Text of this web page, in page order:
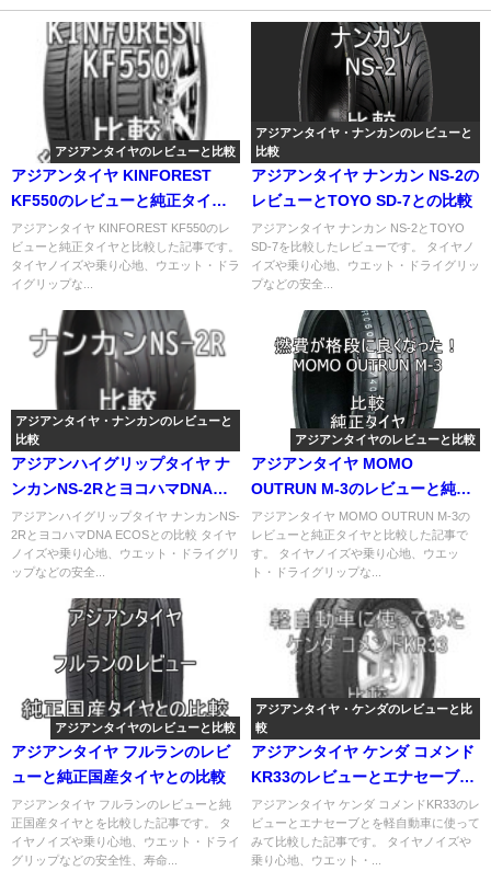
アジアンタイヤのレビューと比較
アジアンタイヤ KINFOREST
KF550のレビューと純正タイヤ
との比較
アジアンタイヤ KINFOREST KF550のレ
ビューと純正タイヤと比較した記事です。
タイヤノイズや乗り心地、ウエット・ドラ
イグリップな...
アジアンタイヤ・ナンカンのレビューと
比較
アジアンタイヤ ナンカン NS-2の
レビューとTOYO SD-7との比較
アジアンタイヤ ナンカン NS-2とTOYO
SD-7を比較したレビューです。 タイヤノ
イズや乗り心地、ウエット・ドライグリッ
プなどの安全...
アジアンタイヤ・ナンカンのレビューと
比較
アジアンハイグリップタイヤ ナ
ンカンNS-2RとヨコハマDNA
ECOSとの比較
アジアンハイグリップタイヤ ナンカンNS-
2RとヨコハマDNA ECOSとの比較 タイヤ
ノイズや乗り心地、ウエット・ドライグリ
ップなどの安全...
アジアンタイヤのレビューと比較
アジアンタイヤ MOMO
OUTRUN M-3のレビューと純正
タイヤとの比較
アジアンタイヤ MOMO OUTRUN M-3の
レビューと純正タイヤと比較した記事で
す。 タイヤノイズや乗り心地、ウエッ
ト・ドライグリップな...
アジアンタイヤのレビューと比較
アジアンタイヤ フルランのレビ
ューと純正国産タイヤとの比較
アジアンタイヤ フルランのレビューと純
正国産タイヤとを比較した記事です。 タ
イヤノイズや乗り心地、ウエット・ドライ
グリップなどの安全性、寿命...
アジアンタイヤ・ケンダのレビューと比
較
アジアンタイヤ ケンダ コメンド
KR33のレビューとエナセーブと
の比較
アジアンタイヤ ケンダ コメンドKR33のレ
ビューとエナセーブとを軽自動車に使って
みて比較した記事です。 タイヤノイズや
乗り心地、ウエット・...